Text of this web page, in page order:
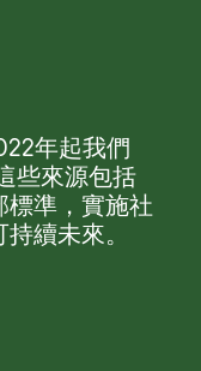
年起我們
些來源包括
標準，實施社
續未來。